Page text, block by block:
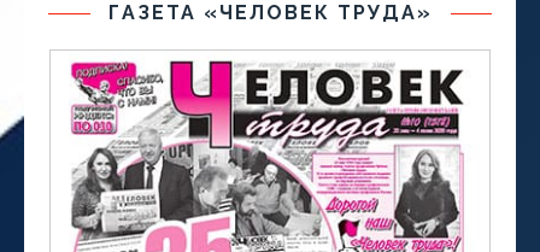
ГАЗЕТА «ЧЕЛОВЕК ТРУДА»